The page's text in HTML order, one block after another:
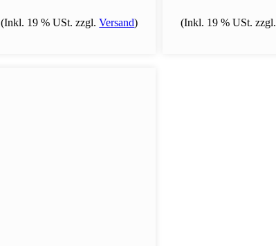
(Inkl. 19 % USt. zzgl.Versand) (Inkl. 19 % USt. zzgl.